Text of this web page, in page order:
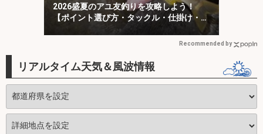
2026盛夏のアユ友釣りを攻略しよう！
【ポイント選び方・タックル・仕掛け・釣
Recommended by
リアルタイム天気＆風波情報